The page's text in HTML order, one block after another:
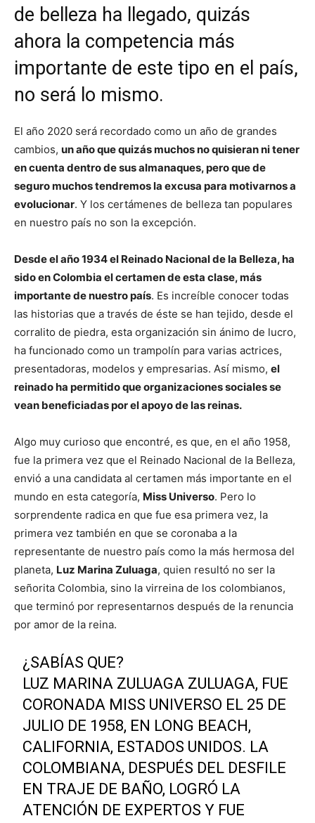
de belleza ha llegado, quizás
ahora la competencia más
importante de este tipo en el país,
no será lo mismo.
El año 2020 será recordado como un año de grandes
cambios, un año que quizás muchos no quisieran ni tener
en cuenta dentro de sus almanaques, pero que de
seguro muchos tendremos la excusa para motivarnos a
evolucionar. Y los certámenes de belleza tan populares
en nuestro país no son la excepción.
Desde el año 1934 el Reinado Nacional de la Belleza, ha
sido en Colombia el certamen de esta clase, más
importante de nuestro país. Es increíble conocer todas
las historias que a través de éste se han tejido, desde el
corralito de piedra, esta organización sin ánimo de lucro,
ha funcionado como un trampolín para varias actrices,
presentadoras, modelos y empresarias. Así mismo, el
reinado ha permitido que organizaciones sociales se
vean beneficiadas por el apoyo de las reinas.
Algo muy curioso que encontré, es que, en el año 1958,
fue la primera vez que el Reinado Nacional de la Belleza,
envió a una candidata al certamen más importante en el
mundo en esta categoría, Miss Universo. Pero lo
sorprendente radica en que fue esa primera vez, la
primera vez también en que se coronaba a la
representante de nuestro país como la más hermosa del
planeta, Luz Marina Zuluaga, quien resultó no ser la
señorita Colombia, sino la virreina de los colombianos,
que terminó por representarnos después de la renuncia
por amor de la reina.
¿SABÍAS QUE?
LUZ MARINA ZULUAGA ZULUAGA, FUE
CORONADA MISS UNIVERSO EL 25 DE
JULIO DE 1958, EN LONG BEACH,
CALIFORNIA, ESTADOS UNIDOS. LA
COLOMBIANA, DESPUÉS DEL DESFILE
EN TRAJE DE BAÑO, LOGRÓ LA
ATENCIÓN DE EXPERTOS Y FUE